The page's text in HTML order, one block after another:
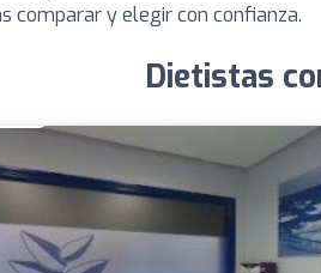
comparar y elegir con confianza.
Dietistas